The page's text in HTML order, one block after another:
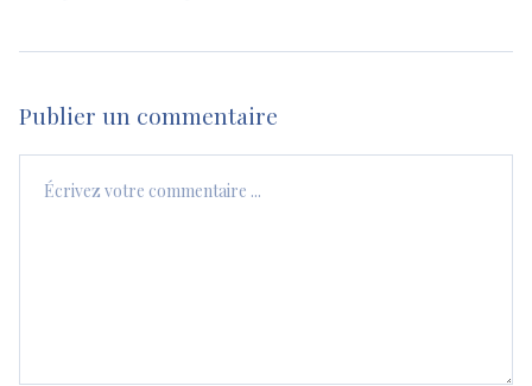
Publier un commentaire